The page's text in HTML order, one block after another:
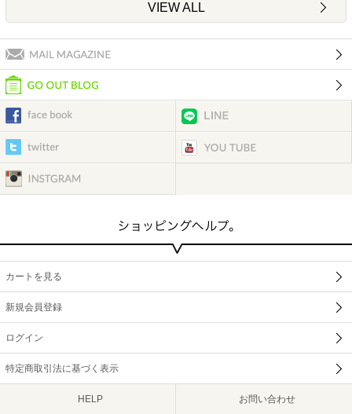
VIEW ALL
カートを見る
新規会員登録
ログイン
特定商取引法に基づく表示
HELP お問い合わせ